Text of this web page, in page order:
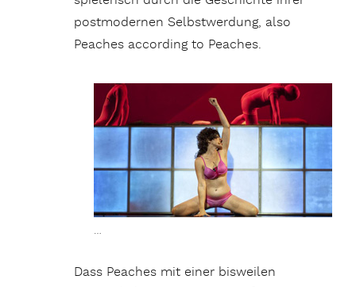
postmodernen Selbstwerdung, also
Peaches according to Peaches.
…
Dass Peaches mit einer bisweilen